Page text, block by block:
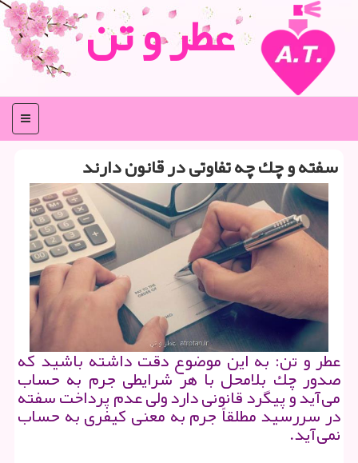
عطر و تن
منو
سفته و چك چه تفاوتی در قانون دارند
عطر و تن: به این موضوع دقت داشته باشید كه
صدور چك بلامحل با هر شرایطی جرم به حساب
می‌آید و پیگرد قانونی دارد ولی عدم پرداخت سفته
در سررسید مطلقاً جرم به معنی كیفری به حساب
نمی‌آید.